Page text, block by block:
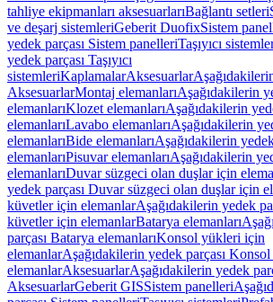
tahliye ekipmanları aksesuarlarıBağlantı setleri
ve deşarj sistemleriGeberit DuofixSistem
yedek parçası Sistem panelleriTaşıyıcı
yedek parçası Taşıyıcı
sistemleriKaplamalarAksesuarlar
AksesuarlarMontaj elemanlarıAşağıdakilerin
elemanlarıKlozet elemanlarıAşağıdakilerin
elemanlarıLavabo elemanlarıAşağıdakilerin
elemanlarıBide elemanlarıAşağıdakilerin
elemanlarıPisuvar elemanlarıAşağıdakilerin
elemanlarıDuvar süzgeci olan duşlar için
yedek parçası Duvar süzgeci olan duşlar için
küvetler için elemanlarAşağıdakilerin yedek
küvetler için elemanlarBatarya elemanları
parçası Batarya elemanlarıKonsol yükleri için
elemanlarAşağıdakilerin yedek parçası
elemanlarAksesuarlarAşağıdakilerin yedek
AksesuarlarGeberit GISSistem panelleri